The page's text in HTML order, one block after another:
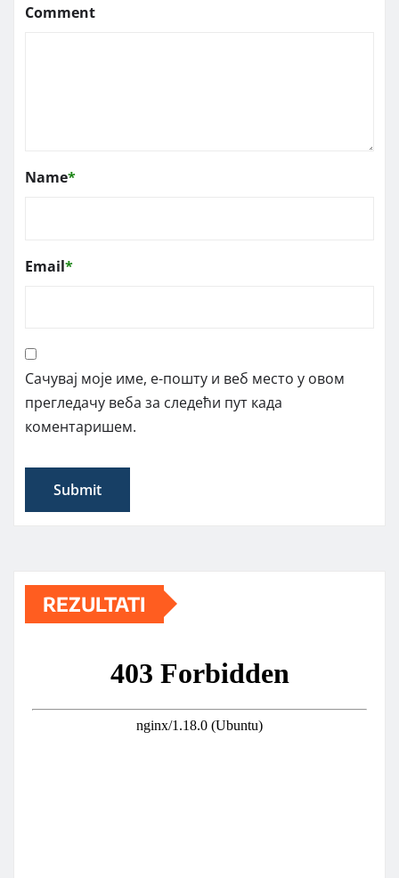
Comment
Name*
Email*
Сачувај моје име, е-пошту и веб место у овом
прегледачу веба за следећи пут када
коментаришем.
REZULTATI